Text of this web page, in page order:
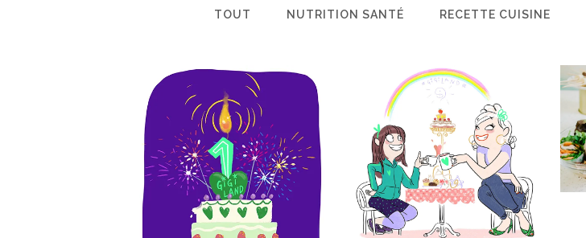
TOUT NUTRITION SANTÉ RECETTE CUISINE